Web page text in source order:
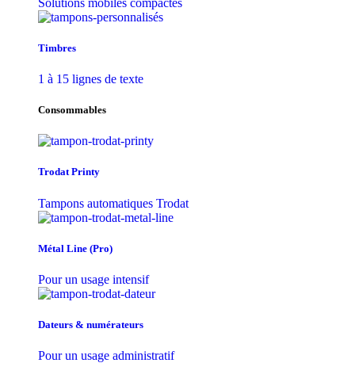
Timbres
1 à 15 lignes de texte
Consommables
Trodat Printy
Tampons automatiques Trodat
Métal Line (Pro)
Pour un usage intensif
Dateurs & numérateurs
Pour un usage administratif